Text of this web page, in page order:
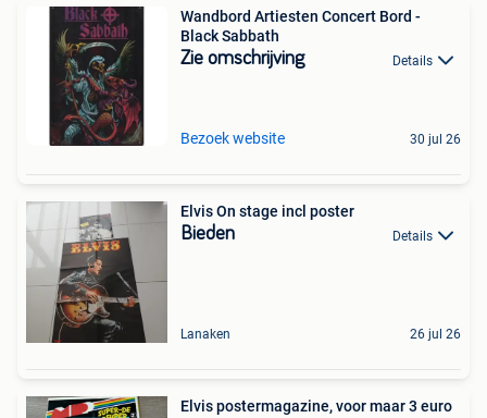
Wandbord Artiesten Concert Bord -
Black Sabbath
Zie omschrijving Details
Bezoek website 30 jul 26
Elvis On stage incl poster
Bieden Details
Lanaken 26 jul 26
Elvis postermagazine, voor maar 3 euro